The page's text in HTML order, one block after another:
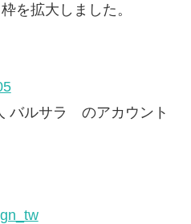
を拡大しました。
バルサラ のアカウント